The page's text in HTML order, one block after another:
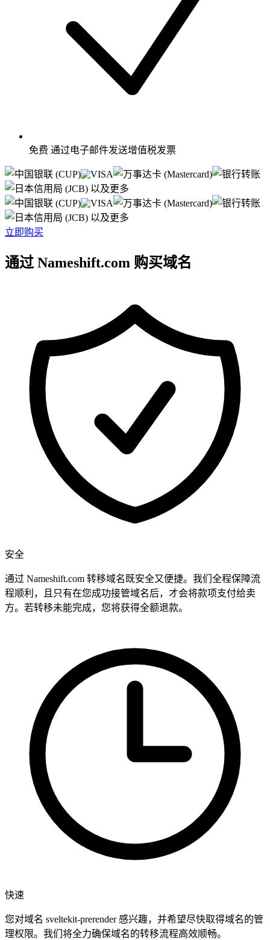
免费 通过电子邮件发送增值税发票
以及更多
以及更多
立即购买
通过 Nameshift.com 购买域名
安全
通过 Nameshift.com 转移域名既安全又便捷。我们全程保障流
程顺利，且只有在您成功接管域名后，才会将款项支付给卖
方。若转移未能完成，您将获得全额退款。
快速
您对域名 sveltekit-prerender 感兴趣，并希望尽快取得域名的管
理权限。我们将全力确保域名的转移流程高效顺畅。